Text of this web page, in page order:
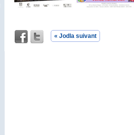
« Jodla suivant